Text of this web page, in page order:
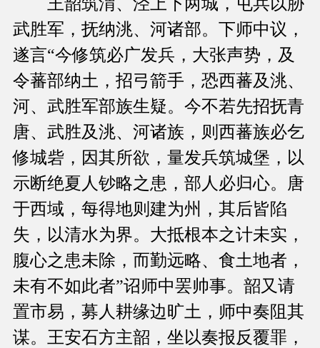
武胜军，抚纳洮、河诸部。下师中议，
遂言“今修筑必广发兵，大张声势，及
令蕃部纳土，招弓箭手，恐西蕃及洮、
河、武胜军部族生疑。今不若先招抚青
唐、武胜及洮、河诸族，则西蕃族必乞
修城砦，因其所欲，量发兵筑城堡，以
示断绝夏人钞略之患，部人必归心。唐
于西域，每得地则建为州，其后皆陷
失，以清水为界。大抵根本之计未实，
腹心之患未除，而勤远略、食土地者，
未有不如此者”诏师中罢帅事。韶又请
置市易，募人耕缘边旷土，师中奏阻其
谋。王安石方主韶，坐以奏报反覆罪，